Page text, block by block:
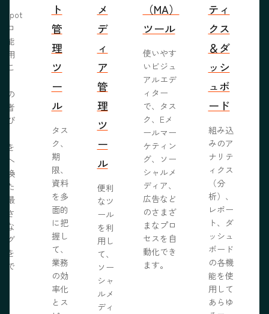
ロ
能
用
こ
の
者
び
を
へ
換
た
最
さ
な
グ
を
で
ト
管
理
ツ
ー
ル
タス
ク、
期
限、
資料
を多
面的
に把
握し
て、
業務
の効
率化
とス
メ
デ
ィ
ア
管
理
ツ
ー
ル
便利
なツ
ール
を利
用し
て、
ソー
シャ
ルメ
ディ
（MA）
ツール
使いやす
いビジュ
アルエデ
ィター
で、タス
ク、Eメ
ールマー
ケティン
グ、ソー
シャルメ
ディア、
広告など
のさまざ
まなプロ
セスを自
動化でき
ます。
ティ
クス
＆ダ
ッシ
ュボ
ード
組み込
みのア
ナリテ
ィクス
（分
析）、
レポー
ト、ダ
ッシュ
ボード
の各機
能を使
用して
あらゆ